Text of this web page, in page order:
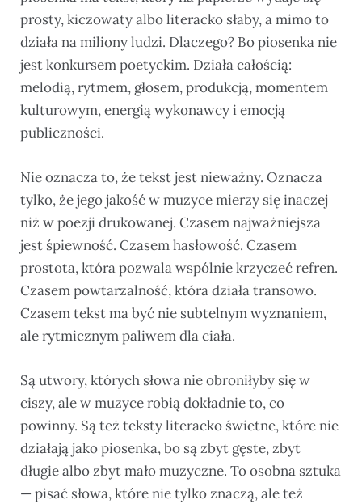
prosty, kiczowaty albo literacko słaby, a mimo to
działa na miliony ludzi. Dlaczego? Bo piosenka nie
jest konkursem poetyckim. Działa całością:
melodią, rytmem, głosem, produkcją, momentem
kulturowym, energią wykonawcy i emocją
publiczności.
Nie oznacza to, że tekst jest nieważny. Oznacza
tylko, że jego jakość w muzyce mierzy się inaczej
niż w poezji drukowanej. Czasem najważniejsza
jest śpiewność. Czasem hasłowość. Czasem
prostota, która pozwala wspólnie krzyczeć refren.
Czasem powtarzalność, która działa transowo.
Czasem tekst ma być nie subtelnym wyznaniem,
ale rytmicznym paliwem dla ciała.
Są utwory, których słowa nie obroniłyby się w
ciszy, ale w muzyce robią dokładnie to, co
powinny. Są też teksty literacko świetne, które nie
działają jako piosenka, bo są zbyt gęste, zbyt
długie albo zbyt mało muzyczne. To osobna sztuka
— pisać słowa, które nie tylko znaczą, ale też